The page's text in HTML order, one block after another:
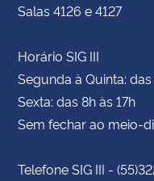
Salas 4126 e 4127
Horário SIG III
Segunda à Quinta:
Sexta: das 8h às 17h
Sem fechar ao meio-
Telefone SIG III -